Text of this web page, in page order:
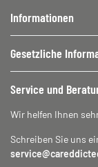
Informationen
Gesetzliche
Service und
Wir helfen Ihnen
Schreiben Sie uns